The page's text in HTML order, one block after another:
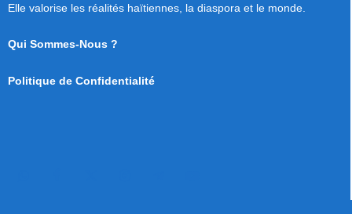
Elle valorise les réalités haïtiennes, la diaspora et le monde.
Qui Sommes-Nous ?
Politique de Confidentialité